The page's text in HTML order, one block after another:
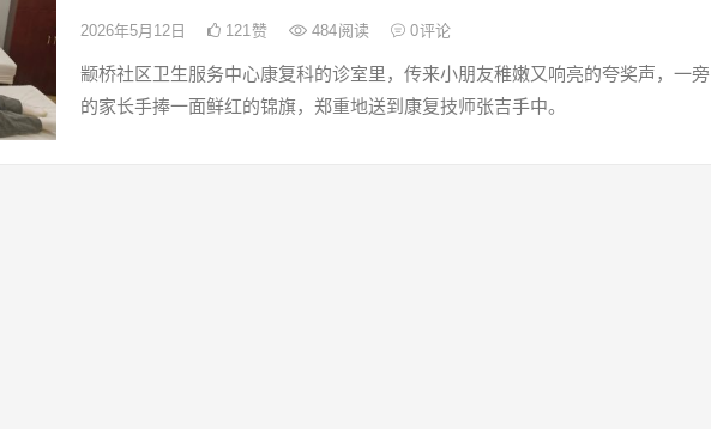
2026年5月12日 121赞 484阅读 0评论
颛桥社区卫生服务中心康复科的诊室里，传来小朋友稚嫩又响亮的夸奖声，一旁
的家长手捧一面鲜红的锦旗，郑重地送到康复技师张吉手中。